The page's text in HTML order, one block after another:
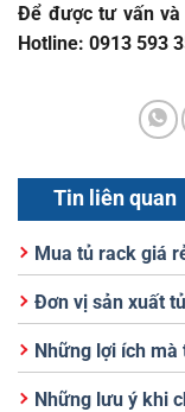
Để được tư vấn
Hotline: 0913 593
Tin liên quan
Mua tủ rack giá
Đơn vị sản xuất
Những lợi ích
Những lưu ý khi